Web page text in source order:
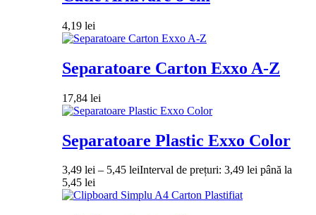
4,19 lei
Separatoare Carton Exxo A-Z
17,84 lei
Separatoare Plastic Exxo Color
3,49 lei – 5,45 leiInterval de prețuri: 3,49 lei până la
5,45 lei